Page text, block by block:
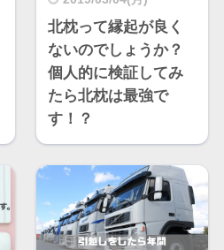
北枕って縁起が良く
ないのでしょうか？
個人的に検証してみ
たら北枕は最強で
す！？